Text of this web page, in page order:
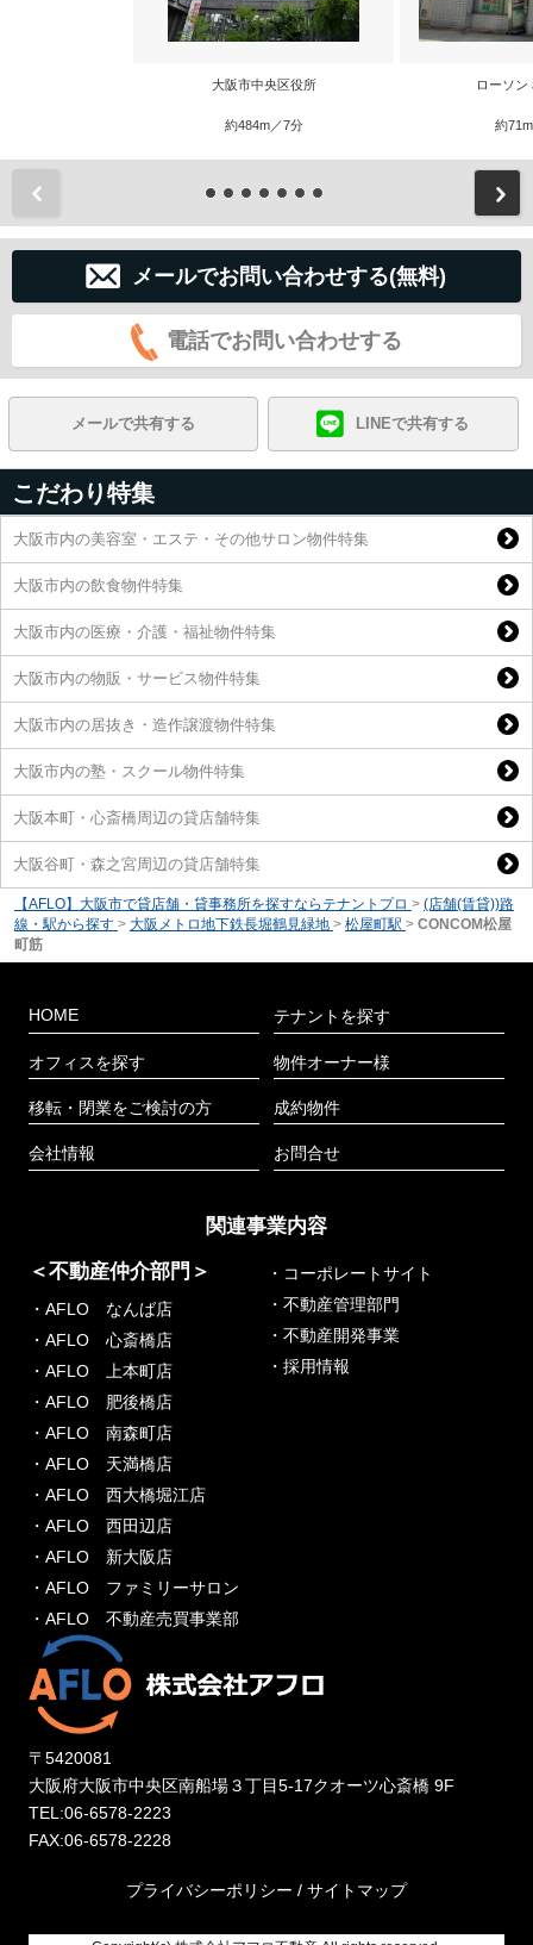
大阪市中央区役所
約484m／7分
ローソン
約
メールでお問い合わせする(無料)
電話でお問い合わせする
メールで共有する LINEで共有する
こだわり特集
大阪市内の美容室・エステ・その他サロン物件特集
大阪市内の飲食物件特集
大阪市内の医療・介護・福祉物件特集
大阪市内の物販・サービス物件特集
大阪市内の居抜き・造作譲渡物件特集
大阪市内の塾・スクール物件特集
大阪本町・心斎橋周辺の貸店舗特集
大阪谷町・森之宮周辺の貸店舗特集
【AFLO】大阪市で貸店舗・貸事務所を探すならテナントプロ > (店舗(賃貸))路
線・駅から探す > 大阪メトロ地下鉄長堀鶴見緑地 > 松屋町駅 > CONCOM松屋
町筋
HOME
オフィスを探す
移転・閉業をご検討の方
会社情報
テナントを探す
物件オーナー様
成約物件
お問合せ
関連事業内容
＜不動産仲介部門＞
・AFLO なんば店
・AFLO 心斎橋店
・AFLO 上本町店
・AFLO 肥後橋店
・AFLO 南森町店
・AFLO 天満橋店
・AFLO 西大橋堀江店
・AFLO 西田辺店
・AFLO 新大阪店
・AFLO ファミリーサロン
・AFLO 不動産売買事業部
・コーポレートサイト
・不動産管理部門
・不動産開発事業
・採用情報
〒5420081
大阪府大阪市中央区南船場３丁目5-17クオーツ心斎橋 9F
TEL:06-6578-2223
FAX:06-6578-2228
プライバシーポリシー / サイトマップ